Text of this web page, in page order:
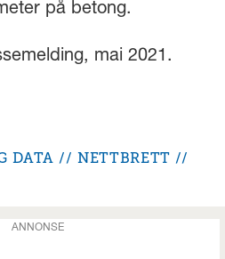
på betong.
mai 2021.
DATA
NETTBRETT
ANNONSE